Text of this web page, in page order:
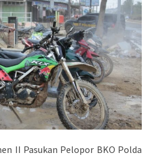
II Pasukan Pelopor BKO Polda